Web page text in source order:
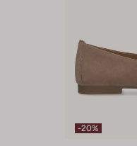
-20%